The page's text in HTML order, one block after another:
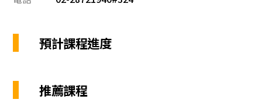
預計課程進度
推薦課程